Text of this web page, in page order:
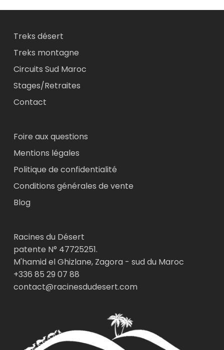
Treks désert
Treks montagne
Circuits Sud Maroc
Stages/Retraites
Contact
Foire aux questions
Mentions légales
Politique de confidentialité
Conditions générales de vente
Blog
Racines du Désert
patente N° 47725251.
M'hamid el Ghizlane, Zagora - sud du Maroc
+336 85 29 07 88
contact@racinesdudesert.com